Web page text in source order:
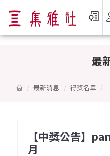
最
最新消息 得獎名單
【中獎公告】
月